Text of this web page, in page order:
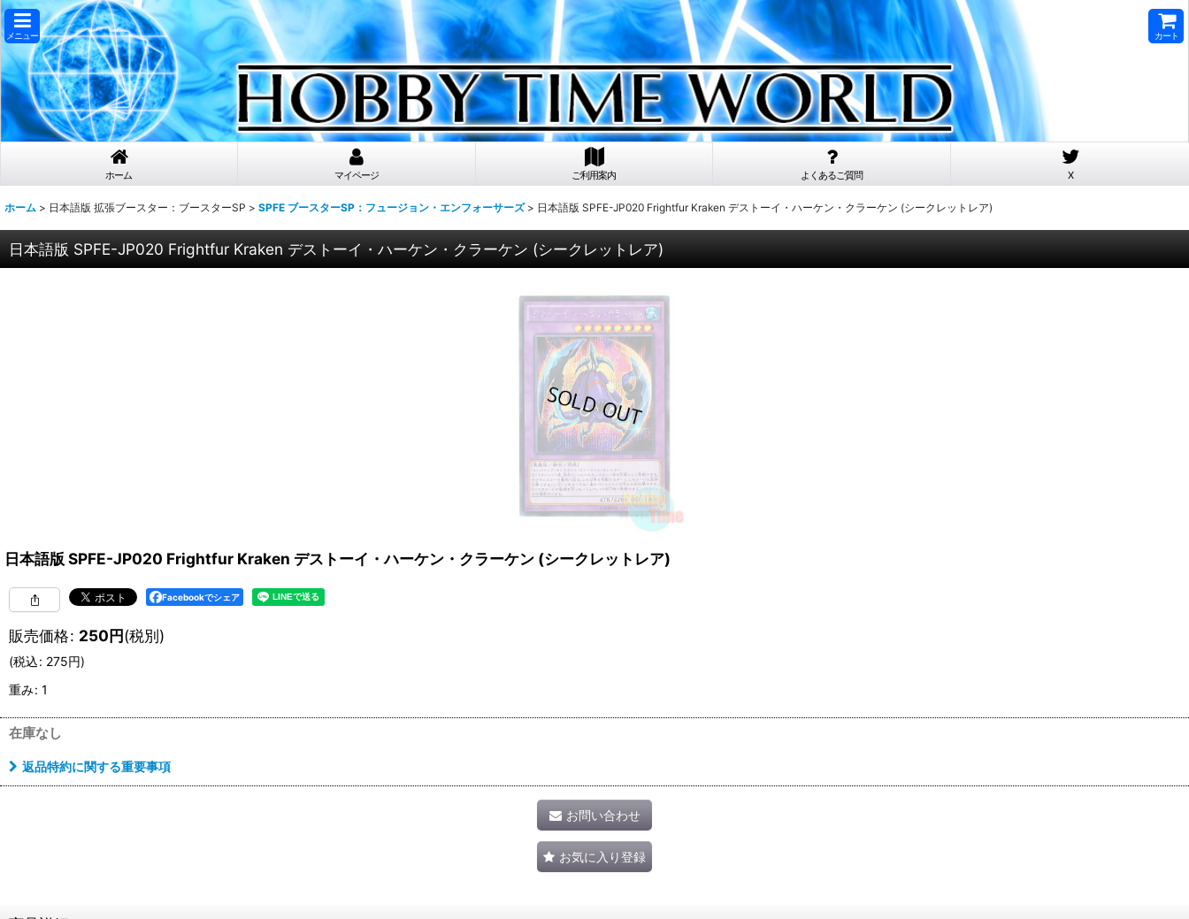
メニュー カート
ホーム マイページ ご利用案内 よくあるご質問 X
ホーム > 日本語版 拡張ブースター：ブースターSP > SPFE ブースターSP：フュージョン・エンフォーサーズ > 日本語版 SPFE-JP020 Frightfur Kraken デストーイ・ハーケン・クラーケン (シークレットレア)
日本語版 SPFE-JP020 Frightfur Kraken デストーイ・ハーケン・クラーケン (シークレットレア)
日本語版 SPFE-JP020 Frightfur Kraken デストーイ・ハーケン・クラーケン (シークレットレア)
Facebookでシェア
販売価格: 250円(税別)
(税込: 275円)
重み: 1
在庫なし
返品特約に関する重要事項
お問い合わせ
お気に入り登録